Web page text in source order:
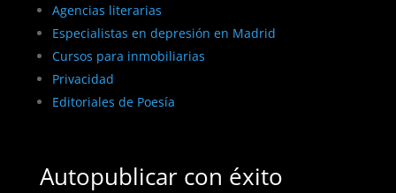
Agencias literarias
Especialistas en depresión en Madrid
Cursos para inmobiliarias
Privacidad
Editoriales de Poesía
Autopublicar con éxito